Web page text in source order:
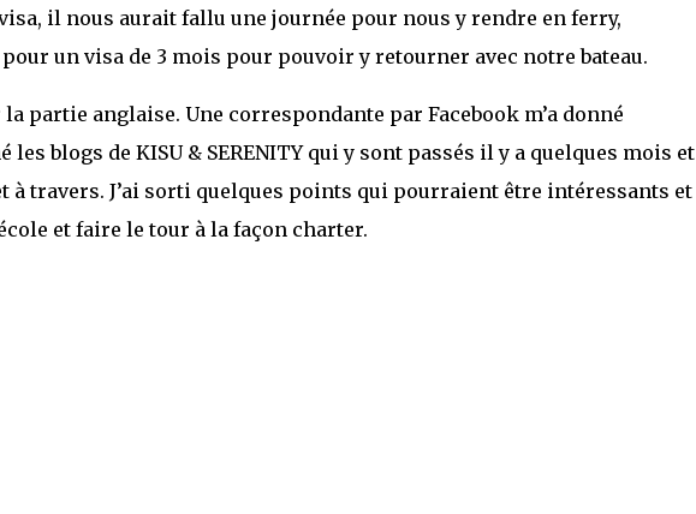
visa, il nous aurait fallu une journée pour nous y rendre en ferry,
un visa de 3 mois pour pouvoir y retourner avec notre bateau.
partie anglaise. Une correspondante par Facebook m’a donné
les blogs de KISU & SERENITY qui y sont passés il y a quelques mois et
à travers. J’ai sorti quelques points qui pourraient être intéressants et
et faire le tour à la façon charter.